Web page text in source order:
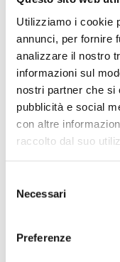
Utilizziamo i cookie
annunci, per fornire
analizzare il nostro
informazioni sul
nostri partner che si
pubblicità e social
con altre
raccolto dal suo
delNecessari
Preferenze
Numero di bagni:2
Numero letti:4
La
visitare in ogni